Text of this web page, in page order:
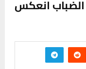
الضباب انعكس